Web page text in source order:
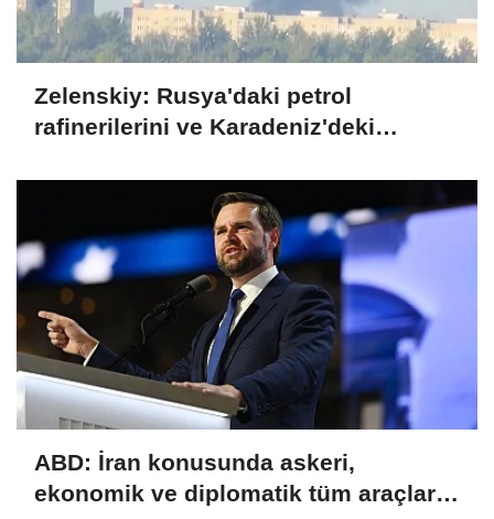
Zelenskiy: Rusya'daki petrol
rafinerilerini ve Karadeniz'deki
ABD: İran konusunda askeri,
ekonomik ve diplomatik tüm araçlar